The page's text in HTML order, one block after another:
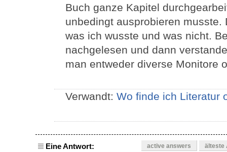
Buch ganze Kapitel
unbedingt ausprobieren
was ich wusste und was nicht.
nachgelesen und dann
man entweder diverse Monitore
Verwandt: Wo finde ich Literatur
Eine Antwort: active answers älteste